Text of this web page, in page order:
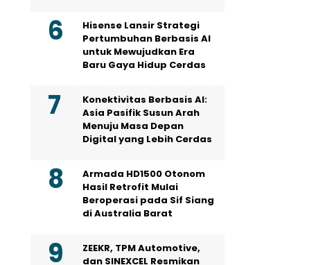
Hisense Lansir Strategi
Pertumbuhan Berbasis AI
untuk Mewujudkan Era
Baru Gaya Hidup Cerdas
Konektivitas Berbasis AI:
Asia Pasifik Susun Arah
Menuju Masa Depan
Digital yang Lebih Cerdas
Armada HD1500 Otonom
Hasil Retrofit Mulai
Beroperasi pada Sif Siang
di Australia Barat
ZEEKR, TPM Automotive,
dan SINEXCEL Resmikan